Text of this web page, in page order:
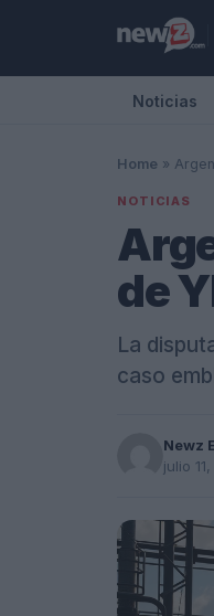
Noticias
Home »
NOTICIAS
de
La
caso
Newz
julio